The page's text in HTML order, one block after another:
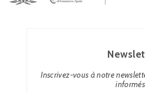
Inscrivez-vous à notre